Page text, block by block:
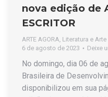
nova edição de
ESCRITOR
ARTE AGORA Literatura e Arte
6 de agosto de 2023
Deixe
No domingo, dia 06 de
Brasileira de
disponibilizou em sua